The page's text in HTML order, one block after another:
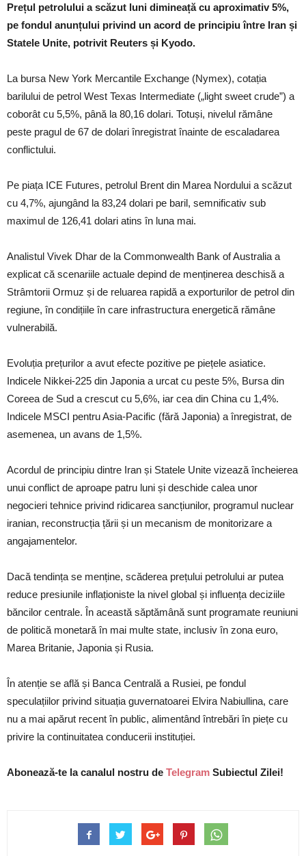
Prețul petrolului a scăzut luni dimineață cu aproximativ 5%,
pe fondul anunțului privind un acord de principiu între Iran și
Statele Unite, potrivit Reuters și Kyodo.
La bursa New York Mercantile Exchange (Nymex), cotația
barilului de petrol West Texas Intermediate („light sweet crude”) a
coborât cu 5,5%, până la 80,16 dolari. Totuși, nivelul rămâne
peste pragul de 67 de dolari înregistrat înainte de escaladarea
conflictului.
Pe piața ICE Futures, petrolul Brent din Marea Nordului a scăzut
cu 4,7%, ajungând la 83,24 dolari pe baril, semnificativ sub
maximul de 126,41 dolari atins în luna mai.
Analistul Vivek Dhar de la Commonwealth Bank of Australia a
explicat că scenariile actuale depind de menținerea deschisă a
Strâmtorii Ormuz și de reluarea rapidă a exporturilor de petrol din
regiune, în condițiile în care infrastructura energetică rămâne
vulnerabilă.
Evoluția prețurilor a avut efecte pozitive pe piețele asiatice.
Indicele Nikkei-225 din Japonia a urcat cu peste 5%, Bursa din
Coreea de Sud a crescut cu 5,6%, iar cea din China cu 1,4%.
Indicele MSCI pentru Asia-Pacific (fără Japonia) a înregistrat, de
asemenea, un avans de 1,5%.
Acordul de principiu dintre Iran și Statele Unite vizează încheierea
unui conflict de aproape patru luni și deschide calea unor
negocieri tehnice privind ridicarea sancțiunilor, programul nuclear
iranian, reconstrucția țării și un mecanism de monitorizare a
angajamentelor.
Dacă tendința se menține, scăderea prețului petrolului ar putea
reduce presiunile inflaționiste la nivel global și influența deciziile
băncilor centrale. În această săptămână sunt programate reuniuni
de politică monetară în mai multe state, inclusiv în zona euro,
Marea Britanie, Japonia și Rusia.
În atenție se află și Banca Centrală a Rusiei, pe fondul
speculațiilor privind situația guvernatoarei Elvira Nabiullina, care
nu a mai apărut recent în public, alimentând întrebări în piețe cu
privire la continuitatea conducerii instituției.
Abonează-te la canalul nostru de Telegram Subiectul Zilei!